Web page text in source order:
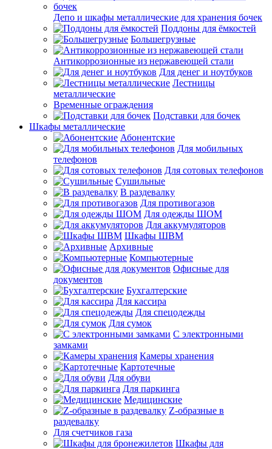
Депо и шкафы металлические для хранения бочек
Поддоны для ёмкостей
Большегрузные
Антикоррозионные из нержавеющей стали
Для денег и ноутбуков
Лестницы
металлические
Временные ограждения
Подставки для бочек
Шкафы металлические
Абонентские
Для мобильных
телефонов
Для сотовых телефонов
Сушильные
В раздевалку
Для противогазов
Для одежды ШОМ
Для аккумуляторов
Шкафы ШВМ
Архивные
Компьютерные
Офисные для
документов
Бухгалтерские
Для кассира
Для спецодежды
Для сумок
С электронными
замками
Камеры хранения
Картотечные
Для обуви
Для паркинга
Медицинские
Z-образные в
раздевалку
Для счетчиков газа
Шкафы для